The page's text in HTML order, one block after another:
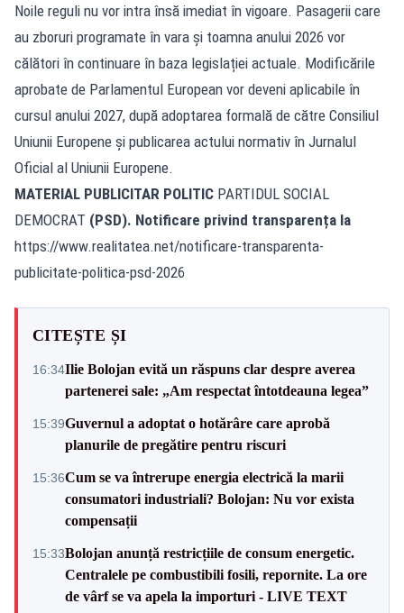
Noile reguli nu vor intra însă imediat în vigoare. Pasagerii care
au zboruri programate în vara și toamna anului 2026 vor
călători în continuare în baza legislației actuale. Modificările
aprobate de Parlamentul European vor deveni aplicabile în
cursul anului 2027, după adoptarea formală de către Consiliul
Uniunii Europene și publicarea actului normativ în Jurnalul
Oficial al Uniunii Europene.
MATERIAL PUBLICITAR POLITIC PARTIDUL SOCIAL
DEMOCRAT (PSD). Notificare privind transparența la
https://www.realitatea.net/notificare-transparenta-
publicitate-politica-psd-2026
CITEȘTE ȘI
16:34Ilie Bolojan evită un răspuns clar despre averea
partenerei sale: „Am respectat întotdeauna legea”
15:39Guvernul a adoptat o hotărâre care aprobă
planurile de pregătire pentru riscuri
15:36Cum se va întrerupe energia electrică la marii
consumatori industriali? Bolojan: Nu vor exista
compensații
15:33Bolojan anunță restricțiile de consum energetic.
Centralele pe combustibili fosili, repornite. La ore
de vârf se va apela la importuri - LIVE TEXT